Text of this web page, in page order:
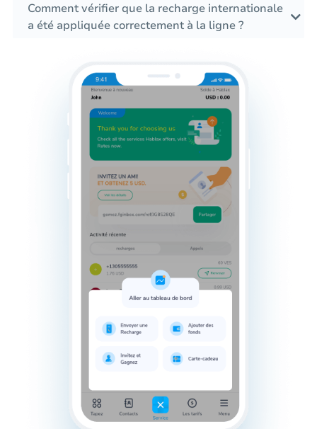
Comment vérifier que la recharge internationale
a été appliquée correctement à la ligne ?